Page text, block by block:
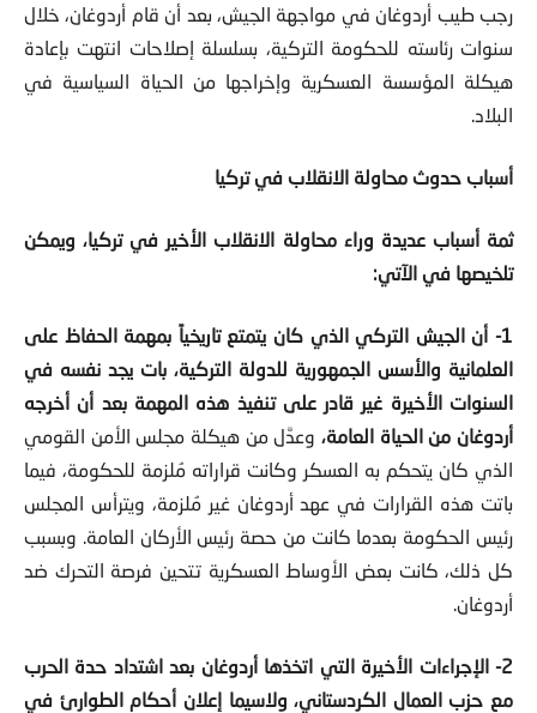
رجب طيب أردوغان في مواجهة الجيش، بعد أن قام أردوغان، خلال
سنوات رئاسته للحكومة التركية، بسلسلة إصلاحات انتهت بإعادة
هيكلة المؤسسة العسكرية وإخراجها من الحياة السياسية في
البلاد.
أسباب حدوث محاولة الانقلاب في تركيا
ثمة أسباب عديدة وراء محاولة الانقلاب الأخير في تركيا، ويمكن
تلخيصها في الآتي:
1- أن الجيش التركي الذي كان يتمتع تاريخياً بمهمة الحفاظ على
العلمانية والأسس الجمهورية للدولة التركية، بات يجد نفسه في
السنوات الأخيرة غير قادر على تنفيذ هذه المهمة بعد أن أخرجه
أردوغان من الحياة العامة، وعدَّل من هيكلة مجلس الأمن القومي
الذي كان يتحكم به العسكر وكانت قراراته مُلزمة للحكومة، فيما
باتت هذه القرارات في عهد أردوغان غير مُلزمة، ويترأس المجلس
رئيس الحكومة بعدما كانت من حصة رئيس الأركان العامة. وبسبب
كل ذلك، كانت بعض الأوساط العسكرية تتحين فرصة التحرك ضد
أردوغان.
2- الإجراءات الأخيرة التي اتخذها أردوغان بعد اشتداد حدة الحرب
مع حزب العمال الكردستاني، ولاسيما إعلان أحكام الطوارئ في